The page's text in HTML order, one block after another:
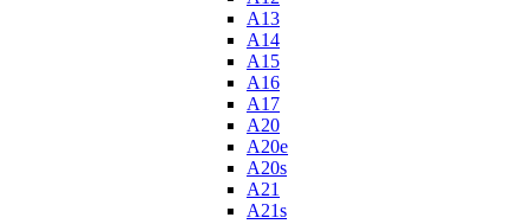
A13
A14
A15
A16
A17
A20
A20e
A20s
A21
A21s